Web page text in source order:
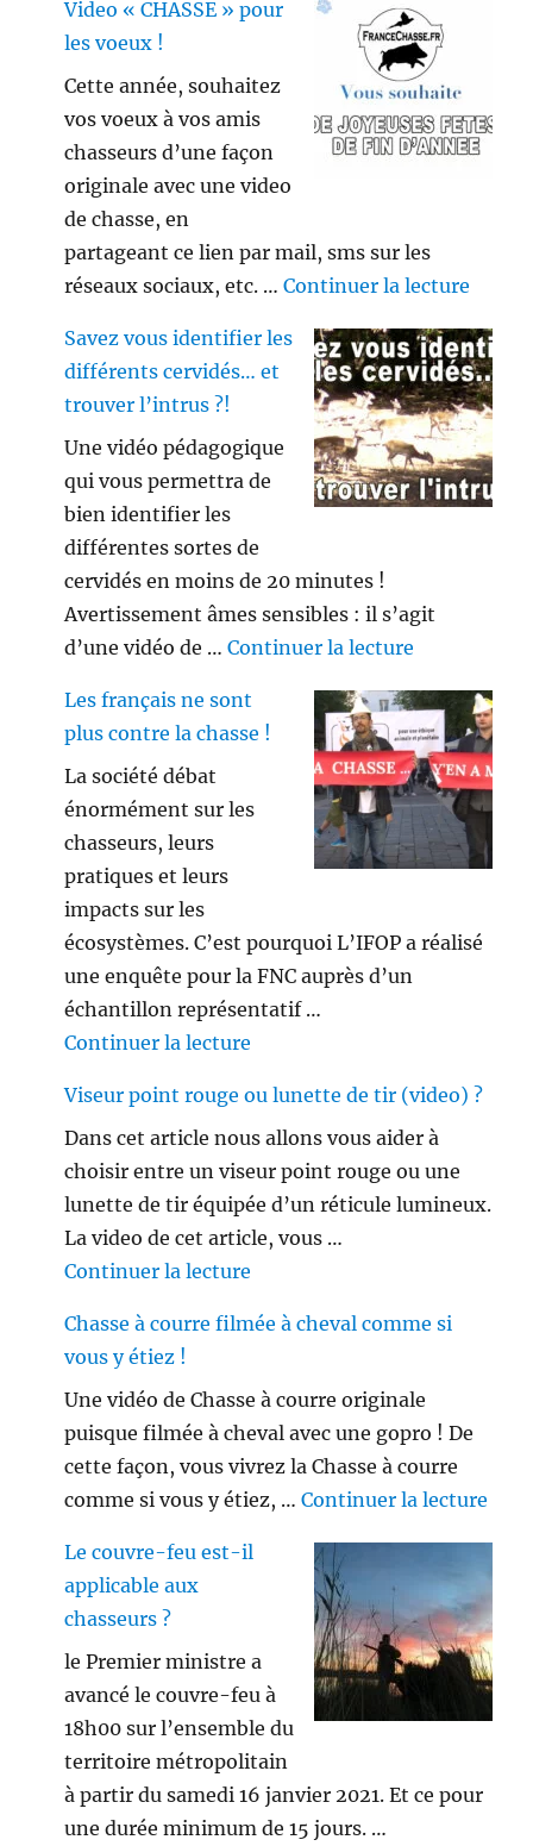
Video « CHASSE » pour
les voeux !
Cette année, souhaitez
vos voeux à vos amis
chasseurs d’une façon
originale avec une video
de chasse, en
partageant ce lien par mail, sms sur les
réseaux sociaux, etc. …Continuer la lecture
Savez vous identifier les
différents cervidés… et
trouver l’intrus ?!
Une vidéo pédagogique
qui vous permettra de
bien identifier les
différentes sortes de
cervidés en moins de 20 minutes !
Avertissement âmes sensibles : il s’agit
d’une vidéo de …Continuer la lecture
Les français ne sont
plus contre la chasse !
La société débat
énormément sur les
chasseurs, leurs
pratiques et leurs
impacts sur les
écosystèmes. C’est pourquoi L’IFOP a réalisé
une enquête pour la FNC auprès d’un
échantillon représentatif …
Continuer la lecture
Viseur point rouge ou lunette de tir (video) ?
Dans cet article nous allons vous aider à
choisir entre un viseur point rouge ou une
lunette de tir équipée d’un réticule lumineux.
La video de cet article, vous …
Continuer la lecture
Chasse à courre filmée à cheval comme si
vous y étiez !
Une vidéo de Chasse à courre originale
puisque filmée à cheval avec une gopro ! De
cette façon, vous vivrez la Chasse à courre
comme si vous y étiez, …Continuer la lecture
Le couvre-feu est-il
applicable aux
chasseurs ?
le Premier ministre a
avancé le couvre-feu à
18h00 sur l’ensemble du
territoire métropolitain
à partir du samedi 16 janvier 2021. Et ce pour
une durée minimum de 15 jours. …